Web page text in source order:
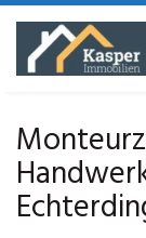
Skip
main